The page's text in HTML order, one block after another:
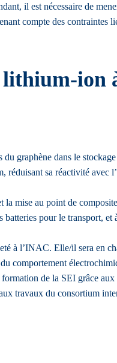
il est nécessaire de
compte des contraintes
ion
graphène dans le
sa réactivité avec
mise au point de
pour le transport,
à l’INAC. Elle/il sera en
comportement
de la SEI grâce
travaux du consortium